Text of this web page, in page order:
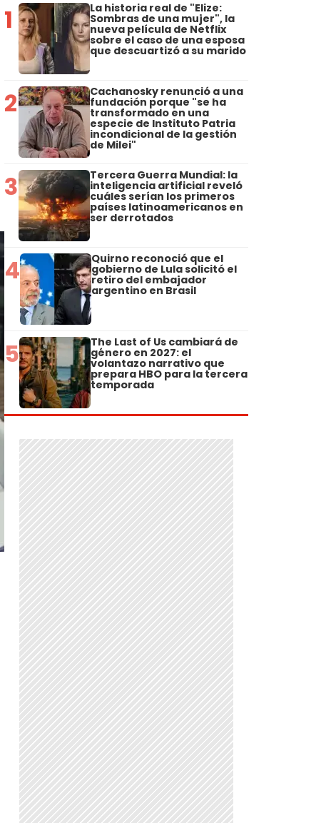
1 La historia real de "Elize:
Sombras de una mujer", la
nueva película de Netflix
sobre el caso de una esposa
que descuartizó a su marido
2 Cachanosky renunció a una
fundación porque "se ha
transformado en una
especie de Instituto Patria
incondicional de la gestión
de Milei"
3 Tercera Guerra Mundial: la
inteligencia artificial reveló
cuáles serían los primeros
países latinoamericanos en
ser derrotados
4 Quirno reconoció que el
gobierno de Lula solicitó el
retiro del embajador
argentino en Brasil
5 The Last of Us cambiará de
género en 2027: el
volantazo narrativo que
prepara HBO para la tercera
temporada